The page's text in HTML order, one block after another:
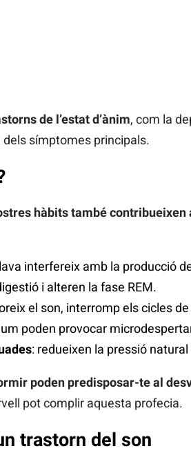
de l’estat d’ànim, com la
símptomes principals.
hàbits també contribueixen
interfereix amb la producció
i alteren la fase REM.
el son, interromp els cicles
poden provocar
: redueixen la pressió
poden predisposar-te al
pot complir aquesta profecia.
trastorn del son